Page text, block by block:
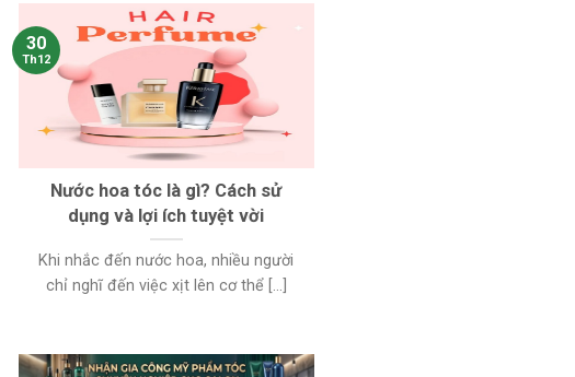
Nước hoa tóc là gì? Cách sử
dụng và lợi ích tuyệt vời
Khi nhắc đến nước hoa, nhiều người
chỉ nghĩ đến việc xịt lên cơ thể [...]
30
Th12